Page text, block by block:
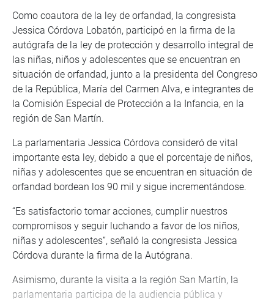
Como coautora de la ley de orfandad, la congresista
Jessica Córdova Lobatón, participó en la firma de la
autógrafa de la ley de protección y desarrollo integral de
las niñas, niños y adolescentes que se encuentran en
situación de orfandad, junto a la presidenta del Congreso
de la República, María del Carmen Alva, e integrantes de
la Comisión Especial de Protección a la Infancia, en la
región de San Martín.
La parlamentaria Jessica Córdova consideró de vital
importante esta ley, debido a que el porcentaje de niños,
niñas y adolescentes que se encuentran en situación de
orfandad bordean los 90 mil y sigue incrementándose.
“Es satisfactorio tomar acciones, cumplir nuestros
compromisos y seguir luchando a favor de los niños,
niñas y adolescentes”, señaló la congresista Jessica
Córdova durante la firma de la Autógrana.
Asimismo, durante la visita a la región San Martín, la
parlamentaria participa de la audiencia pública y